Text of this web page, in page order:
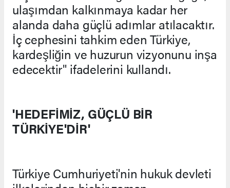
ulaşımdan kalkınmaya kadar her
alanda daha güçlü adımlar atılacaktır.
İç cephesini tahkim eden Türkiye,
kardeşliğin ve huzurun vizyonunu inşa
edecektir" ifadelerini kullandı.
'HEDEFİMİZ, GÜÇLÜ BİR
TÜRKİYE'DİR'
Türkiye Cumhuriyeti'nin hukuk devleti